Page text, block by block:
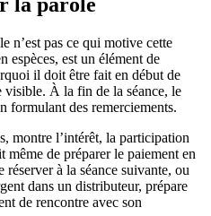
n’est pas ce qui motive cette
espèces, est un élément de
il doit être fait en début de
visible. À la fin de la séance, le
formulant des remerciements.
montre l’intérêt, la participation
de préparer le paiement en
à la séance suivante, ou
dans un distributeur, prépare
de rencontre avec son